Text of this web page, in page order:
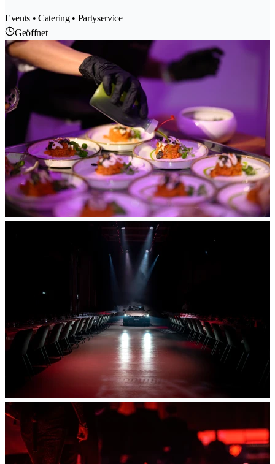
Events • Catering • Partyservice
Geöffnet